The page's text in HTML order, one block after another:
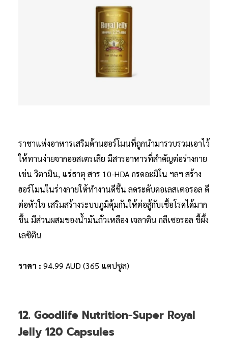
ราชาแห่งอาหารเสริมด้านฮอร์โมนที่ถูกนำมารวบรวมเอาไว้
ให้ทานง่ายจากออสเตรเลีย มีสารอาหารที่สำคัญต่อร่างกาย
เช่น วิตามิน, แร่ธาตุ สาร 10-HDA กรดอะมิโน ฯลฯ สร้าง
ฮอร์โมนในร่างกายให้ทำงานดีขึ้น ลดระดับคอเลสเตอรอล ดี
ต่อหัวใจ เสริมสร้างระบบภูมิคุ้มกันให้ต่อสู้กับเชื้อโรคได้มาก
ขึ้น มีส่วนผสมของน้ำมันถั่วเหลือง เจลาติน กลีเซอรอล ขี้ผึ้ง
เลซิติน
ราคา : 94.99 AUD (365 แคปซูล)
12. Goodlife Nutrition-Super Royal
Jelly 120 Capsules